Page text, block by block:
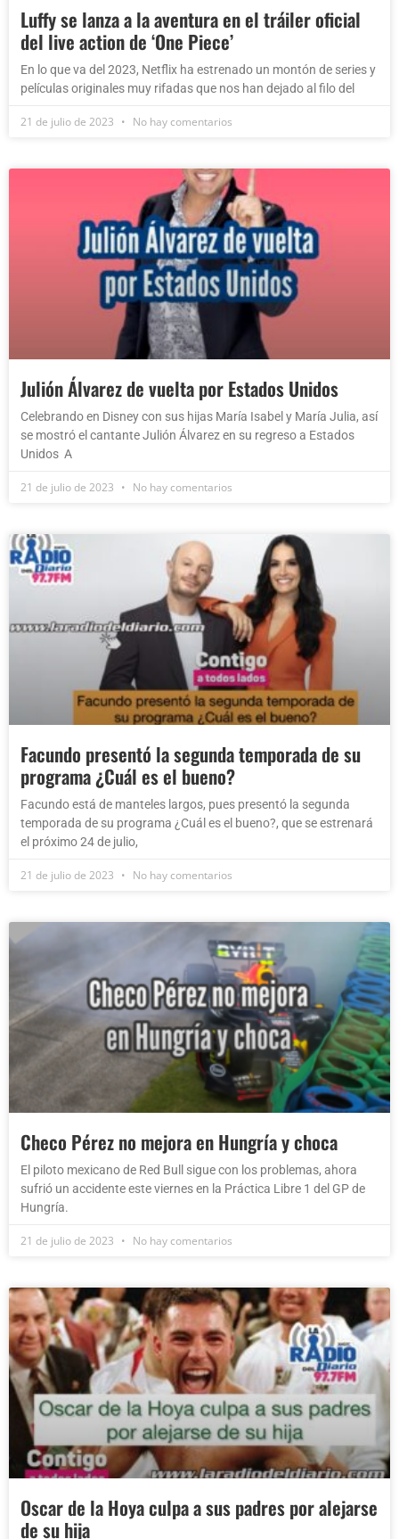
Luffy se lanza a la aventura en el tráiler oficial
del live action de ‘One Piece’
En lo que va del 2023, Netflix ha estrenado un montón de series y
películas originales muy rifadas que nos han dejado al filo del
21 de julio de 2023 No hay comentarios
Julión Álvarez de vuelta por Estados Unidos
Celebrando en Disney con sus hijas María Isabel y María Julia, así
se mostró el cantante Julión Álvarez en su regreso a Estados
Unidos A
21 de julio de 2023 No hay comentarios
Facundo presentó la segunda temporada de su
programa ¿Cuál es el bueno?
Facundo está de manteles largos, pues presentó la segunda
temporada de su programa ¿Cuál es el bueno?, que se estrenará
el próximo 24 de julio,
21 de julio de 2023 No hay comentarios
Checo Pérez no mejora en Hungría y choca
El piloto mexicano de Red Bull sigue con los problemas, ahora
sufrió un accidente este viernes en la Práctica Libre 1 del GP de
Hungría.
21 de julio de 2023 No hay comentarios
Oscar de la Hoya culpa a sus padres por alejarse
de su hija